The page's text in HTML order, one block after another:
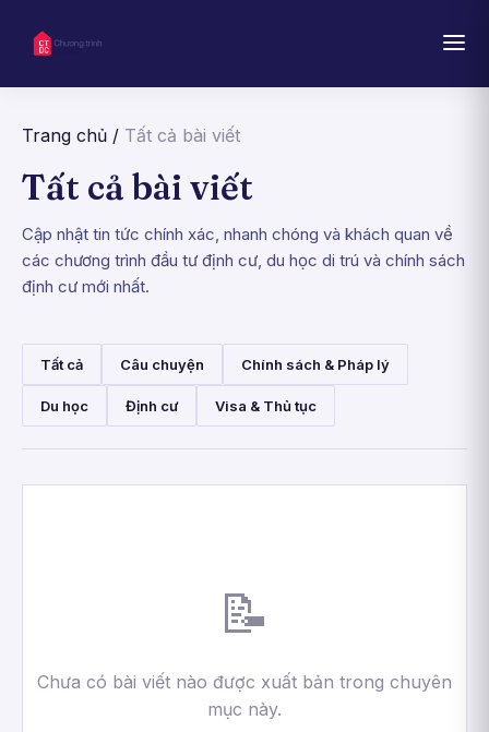
Trang chủ / Tất cả bài viết
Tất cả bài viết
Cập nhật tin tức chính xác, nhanh chóng và khách quan về
các chương trình đầu tư định cư, du học di trú và chính sách
định cư mới nhất.
Tất cả Câu chuyện Chính sách & Pháp lý
Du học Định cư Visa & Thủ tục
📝
Chưa có bài viết nào được xuất bản trong chuyên
mục này.